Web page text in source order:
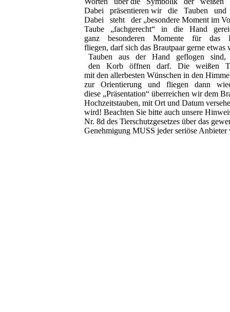
Dabei
präsentieren wir die Tauben
und
Dabei
steht der „besondere Moment im
Taube
„fachgerecht“ in die Hand
ganz
besonderen Momente für das
fliegen, darf sich das Brautpaar gerne
Tauben
aus der Hand geflogen
sind,
den
Korb öffnen darf. Die weißen
mit den allerbesten Wünschen in den
zur
Orientierung und fliegen dann
diese „Präsentation“ überreichen wir dem
Hochzeitstauben, mit Ort und Datum
wird! Beachten Sie bitte auch unsere
Nr. 8d des Tierschutzgesetzes über das
Genehmigung MUSS jeder seriöse